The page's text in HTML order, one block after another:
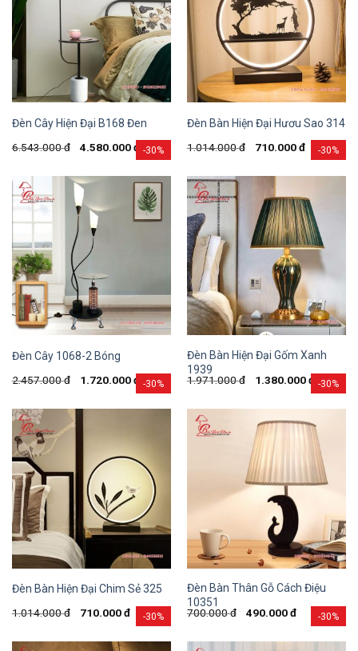
-30%
Đèn Cây Hiện Đại B168 Đen
6.543.000đ 4.580.000đ -30%
Đèn Bàn Hiện Đại Hươu Sao 314
1.014.000đ 710.000đ
-30%
Đèn Cây 1068-2 Bóng
2.457.000đ 1.720.000đ -30%
Đèn Bàn Hiện Đại Gốm Xanh
1939
1.971.000đ 1.380.000đ
-30%
Đèn Bàn Hiện Đại Chim Sẻ 325
1.014.000đ 710.000đ -30%
Đèn Bàn Thân Gỗ Cách Điệu
10351
700.000đ 490.000đ